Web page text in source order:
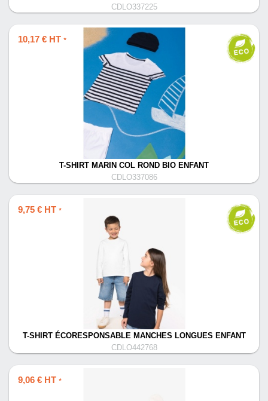
CDLO337225
10,17 € HT *
T-SHIRT MARIN COL ROND BIO ENFANT
CDLO337086
9,75 € HT *
T-SHIRT ÉCORESPONSABLE MANCHES LONGUES ENFANT
CDLO442768
9,06 € HT *